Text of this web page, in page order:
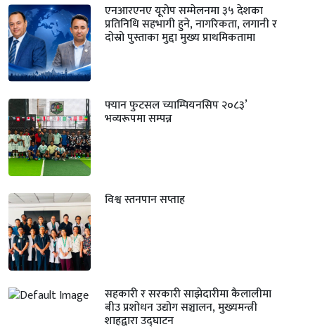
एनआरएनए यूरोप सम्मेलनमा ३५ देशका
प्रतिनिधि सहभागी हुने, नागरिकता, लगानी र
दोस्रो पुस्ताका मुद्दा मुख्य प्राथमिकतामा
फ्यान फुटसल च्याम्पियनसिप २०८३’
भव्यरूपमा सम्पन्न
विश्व स्तनपान सप्ताह
सहकारी र सरकारी साझेदारीमा कैलालीमा
बीउ प्रशोधन उद्योग सञ्चालन, मुख्यमन्त्री
शाहद्वारा उद्घाटन